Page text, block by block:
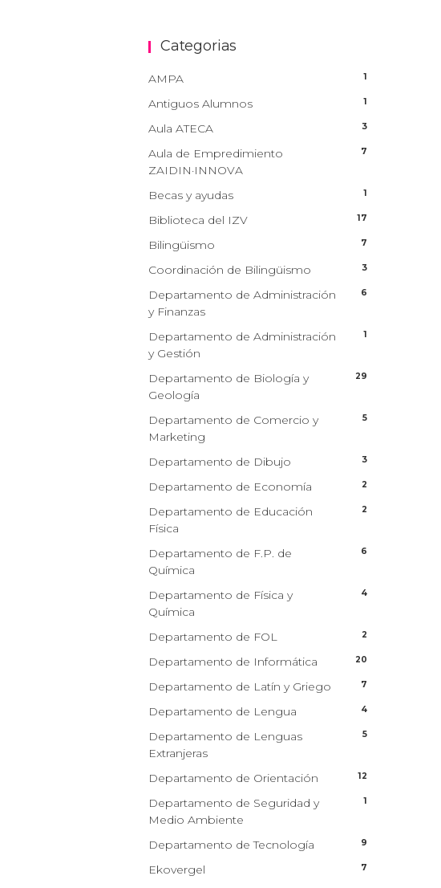
Categorias
AMPA 1
Antiguos Alumnos 1
Aula ATECA 3
Aula de Empredimiento
ZAIDIN·INNOVA
7
Becas y ayudas 1
Biblioteca del IZV 17
Bilingüismo 7
Coordinación de Bilingüismo 3
Departamento de Administración
y Finanzas
6
Departamento de Administración
y Gestión
1
Departamento de Biología y
Geología
29
Departamento de Comercio y
Marketing
5
Departamento de Dibujo 3
Departamento de Economía 2
Departamento de Educación
Física
2
Departamento de F.P. de
Química
6
Departamento de Física y
Química
4
Departamento de FOL 2
Departamento de Informática 20
Departamento de Latín y Griego 7
Departamento de Lengua 4
Departamento de Lenguas
Extranjeras
5
Departamento de Orientación 12
Departamento de Seguridad y
Medio Ambiente
1
Departamento de Tecnología 9
Ekovergel 7